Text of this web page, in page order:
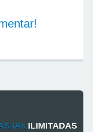
IAs ILIMITADAS